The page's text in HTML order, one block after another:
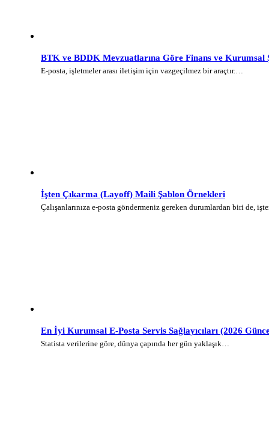
BTK ve BDDK Mevzuatlarına Göre Finans ve
E-posta, işletmeler arası iletişim için vazgeçilmez bir araçtır.…
İşten Çıkarma (Layoff) Maili Şablon Örnekleri
Çalışanlarınıza e-posta göndermeniz gereken durumlardan biri de,
En İyi Kurumsal E-Posta Servis Sağlayıcıları (2026
Statista verilerine göre, dünya çapında her gün yaklaşık…